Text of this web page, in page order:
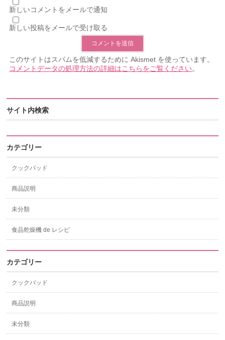
新しいコメントをメールで通知
新しい投稿をメールで受け取る
このサイトはスパムを低減するために Akismet を使っています。
コメントデータの処理方法の詳細はこちらをご覧ください。
サイト内検索
カテゴリー
クックパッド
商品説明
未分類
食品乾燥機 de レシピ
カテゴリー
クックパッド
商品説明
未分類